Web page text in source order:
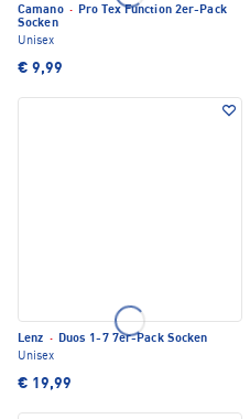
Camano · Pro Tex Function 2er-Pack
Socken
Unisex
€ 9,99
Lenz · Duos 1-7 7er-Pack Socken
Unisex
€ 19,99